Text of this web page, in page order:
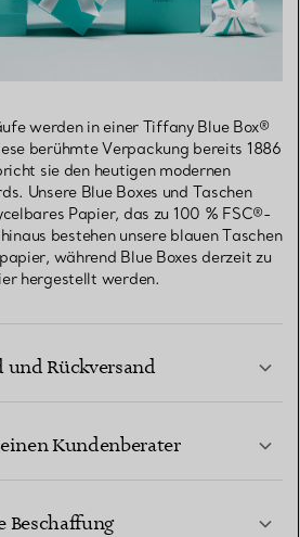
werden in einer Tiffany Blue Box®
berühmte Verpackung bereits 1886
sie den heutigen modernen
Unsere Blue Boxes und Taschen
Papier, das zu 100 % FSC®-
bestehen unsere blauen Taschen
während Blue Boxes derzeit zu
hergestellt werden.
und Rückversand
Kundenberater
Beschaffung